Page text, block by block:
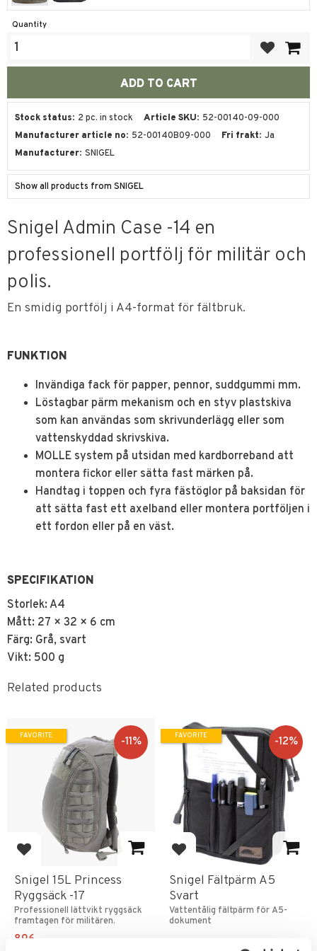
Quantity
Stock status 2 pc. in stock Article SKU
52-00140-09-000
Manufacturer article no
52-00140B09-000 Fri frakt Ja
Manufacturer SNIGEL
Show all products from SNIGEL
Snigel Admin Case -14 en
professionell portfölj för militär och
polis.
En smidig portfölj i A4-format för fältbruk.
FUNKTION
Invändiga fack för papper, pennor, suddgummi mm.
Löstagbar pärm mekanism och en styv plastskiva
som kan användas som skrivunderlägg eller som
vattenskyddad skrivskiva.
MOLLE system på utsidan med kardborreband att
montera fickor eller sätta fast märken på.
Handtag i toppen och fyra fästöglor på baksidan för
att sätta fast ett axelband eller montera portföljen i
ett fordon eller på en väst.
SPECIFIKATION
Storlek: A4
Mått: 27 × 32 × 6 cm
Färg: Grå, svart
Vikt: 500 g
Related products
Add to favorites
Snigel 15L Princess
Ryggsäck -17
Professionell lättvikt ryggsäck
framtagen för militären.
896
11%
FAVORITE
Add to favorites
Snigel Fältpärm A5
Svart
Vattentålig fältpärm för A5-
dokument
12%
FAVORITE